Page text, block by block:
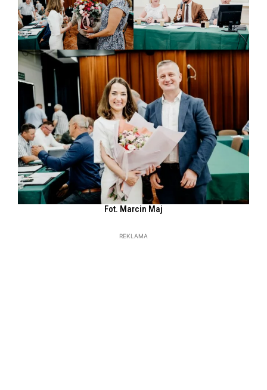
Fot. Marcin Maj
REKLAMA